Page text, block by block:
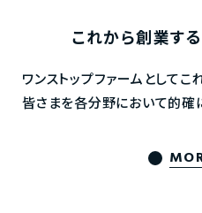
これから創業する
ワンストップファームとして
皆さまを各分野において的確